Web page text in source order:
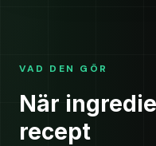
VAD DEN GÖR
När
recept